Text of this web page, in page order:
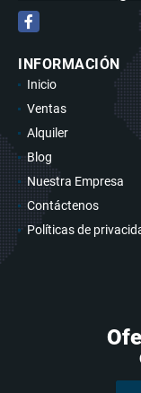
Facebook
INFORMACIÓN
Inicio
Ventas
Alquiler
Blog
Nuestra Empresa
Contáctenos
Políticas de